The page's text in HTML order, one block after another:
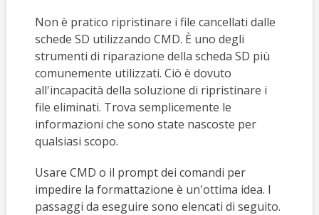
Non è pratico ripristinare i file cancellati dalle
schede SD utilizzando CMD. È uno degli
strumenti di riparazione della scheda SD più
comunemente utilizzati. Ciò è dovuto
all'incapacità della soluzione di ripristinare i
file eliminati. Trova semplicemente le
informazioni che sono state nascoste per
qualsiasi scopo.
Usare CMD o il prompt dei comandi per
impedire la formattazione è un'ottima idea. I
passaggi da eseguire sono elencati di seguito.